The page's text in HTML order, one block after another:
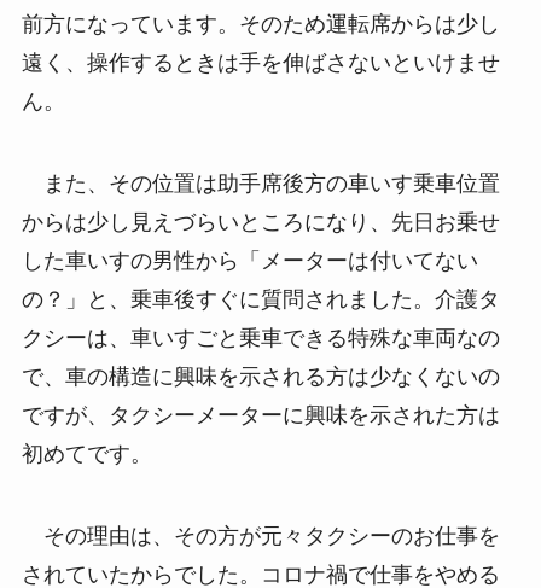
前方になっています。そのため運転席からは少し
遠く、操作するときは手を伸ばさないといけませ
ん。
また、その位置は助手席後方の車いす乗車位置
からは少し見えづらいところになり、先日お乗せ
した車いすの男性から「メーターは付いてない
の？」と、乗車後すぐに質問されました。介護タ
クシーは、車いすごと乗車できる特殊な車両なの
で、車の構造に興味を示される方は少なくないの
ですが、タクシーメーターに興味を示された方は
初めてです。
その理由は、その方が元々タクシーのお仕事を
されていたからでした。コロナ禍で仕事をやめる